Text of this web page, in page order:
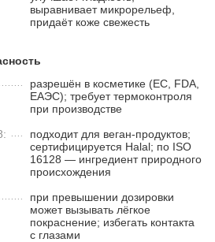
выравнивает микрорельеф,
придаёт коже свежесть
разрешён в косметике (ЕС, FDA,
ЕАЭС); требует термоконтроля
при производстве
подходит для веган-продуктов;
сертифицируется Halal; по ISO
16128 — ингредиент природного
происхождения
при превышении дозировки
может вызывать лёгкое
покраснение; избегать контакта
с глазами